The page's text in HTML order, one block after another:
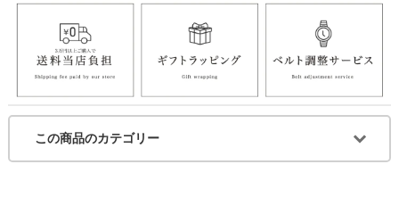
この商品のカテゴリー